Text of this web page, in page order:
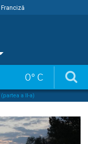
Franciză
0° C
a II-a)